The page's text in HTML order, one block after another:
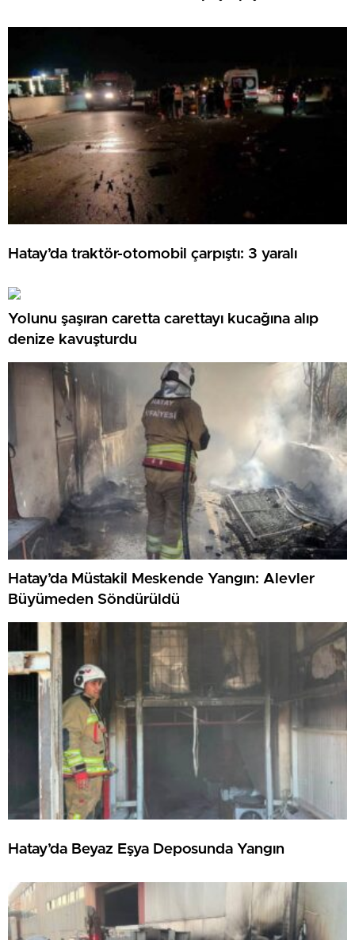
Hatay’da traktör-otomobil çarpıştı: 3 yaralı
Yolunu şaşıran caretta carettayı kucağına alıp
denize kavuşturdu
Hatay’da Müstakil Meskende Yangın: Alevler
Büyümeden Söndürüldü
Hatay’da Beyaz Eşya Deposunda Yangın